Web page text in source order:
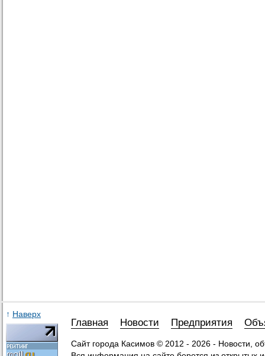
↑ Наверх
Главная Новости Предприятия
Сайт города Касимов © 2012 - 2026 - Новости,